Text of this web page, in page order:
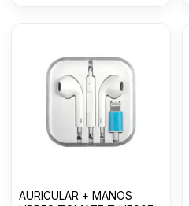
AURICULAR + MANOS